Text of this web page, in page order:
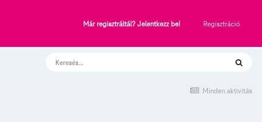
Már regisztráltál? Jelentkezz be! Regisztráció
Minden aktivitás